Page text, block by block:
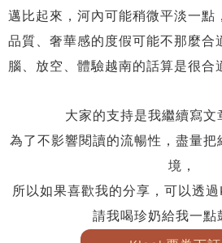
邁比起來，河內可能稍微平淡一點
品質、奢華感的度假可能不那麼合
腦、放空、體驗越南的話算是很合
大家的支持是我繼續寫文
為了不影響閱讀的流暢性，盡量
境，
所以如果喜歡我的分享，可以透
請我喝珍奶給我一